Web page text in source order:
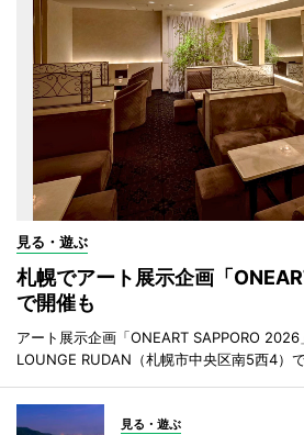
見る・遊ぶ
札幌でアート展示企画「
で開催も
アート展示企画「ONEART SAPPORO
LOUNGE RUDAN（札幌市中央区南5西4）で
見る・遊ぶ